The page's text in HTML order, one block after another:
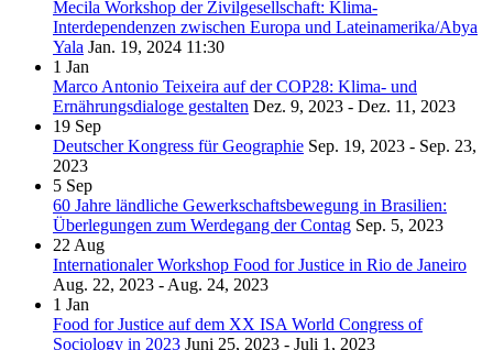
Mecila Workshop der Zivilgesellschaft: Klima-
Interdependenzen zwischen Europa und Lateinamerika/Abya
Yala Jan. 19, 2024 11:30
1 Jan
Marco Antonio Teixeira auf der COP28: Klima- und
Ernährungsdialoge gestalten Dez. 9, 2023 - Dez. 11, 2023
19 Sep
Deutscher Kongress für Geographie Sep. 19, 2023 - Sep. 23,
2023
5 Sep
60 Jahre ländliche Gewerkschaftsbewegung in Brasilien:
Überlegungen zum Werdegang der Contag Sep. 5, 2023
22 Aug
Internationaler Workshop Food for Justice in Rio de Janeiro
Aug. 22, 2023 - Aug. 24, 2023
1 Jan
Food for Justice auf dem XX ISA World Congress of
Sociology in 2023 Juni 25, 2023 - Juli 1, 2023